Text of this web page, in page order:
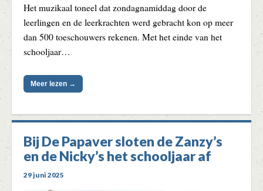
Het muzikaal toneel dat zondagnamiddag door de
leerlingen en de leerkrachten werd gebracht kon op meer
dan 500 toeschouwers rekenen. Met het einde van het
schooljaar…
Meer lezen →
Bij De Papaver sloten de Zanzy’s
en de Nicky’s het schooljaar af
29 juni 2025